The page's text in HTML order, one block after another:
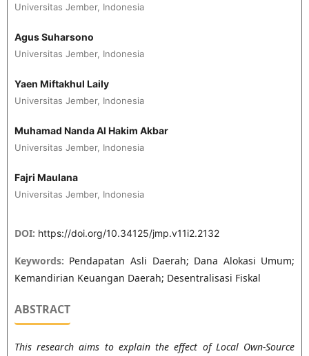
Universitas Jember, Indonesia
Agus Suharsono
Universitas Jember, Indonesia
Yaen Miftakhul Laily
Universitas Jember, Indonesia
Muhamad Nanda Al Hakim Akbar
Universitas Jember, Indonesia
Fajri Maulana
Universitas Jember, Indonesia
DOI: https://doi.org/10.34125/jmp.v11i2.2132
Keywords: Pendapatan Asli Daerah; Dana Alokasi Umum;
Kemandirian Keuangan Daerah; Desentralisasi Fiskal
ABSTRACT
This research aims to explain the effect of Local Own-Source